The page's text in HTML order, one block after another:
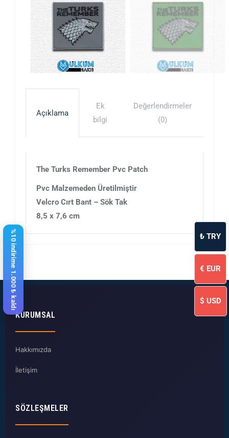
Açıklama
Ek
bilgi
Değerlendirmeler
(0)
The Turks Remember Pvc Patch
Pvc Malzemeden Üretilmiştir
Velcro Cırt Bant – Sök Tak
8,5 x 7,6 cm
KURUMSAL
Hakkımızda
İletişim
SÖZLEŞMELER
%10 indirime 1.000 ₺ kaldı ₺ TRY
€ EUR
$ USD